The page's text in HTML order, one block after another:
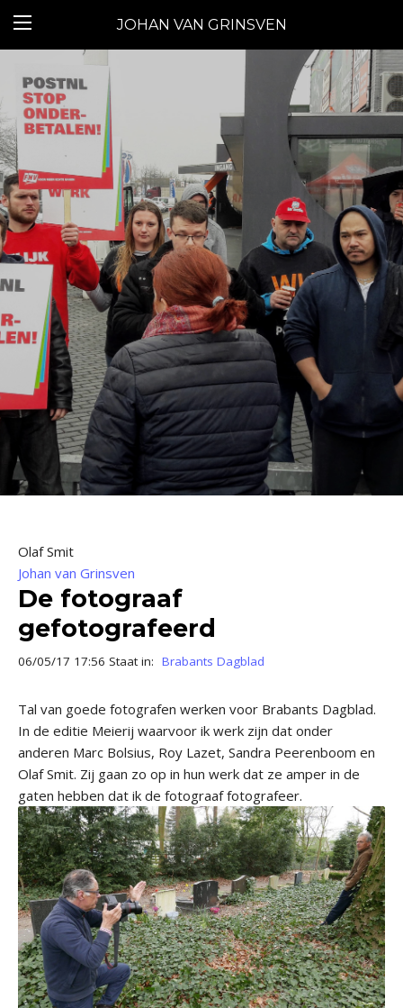
JOHAN VAN GRINSVEN
Olaf Smit
Johan van Grinsven
De fotograaf
gefotografeerd
06/05/17 17:56 Staat in: Brabants Dagblad
Tal van goede fotografen werken voor Brabants Dagblad.
In de editie Meierij waarvoor ik werk zijn dat onder
anderen Marc Bolsius, Roy Lazet, Sandra Peerenboom en
Olaf Smit. Zij gaan zo op in hun werk dat ze amper in de
gaten hebben dat ik de fotograaf fotografeer.